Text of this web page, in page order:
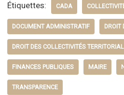
Étiquettes: CADA
DOCUMENT ADMINISTRATIF DROIT
DROIT DES COLLECTIVITÉS
FINANCES PUBLIQUES MAIRE
TRANSPARENCE